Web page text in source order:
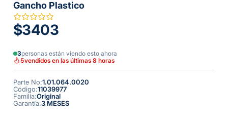
Gancho Plastico
$3403
3personas están viendo esto ahora
5vendidos en las últimas 8 horas
Parte No:1.01.064.0020
Código:11039977
Familia:Original
Garantía:3 MESES